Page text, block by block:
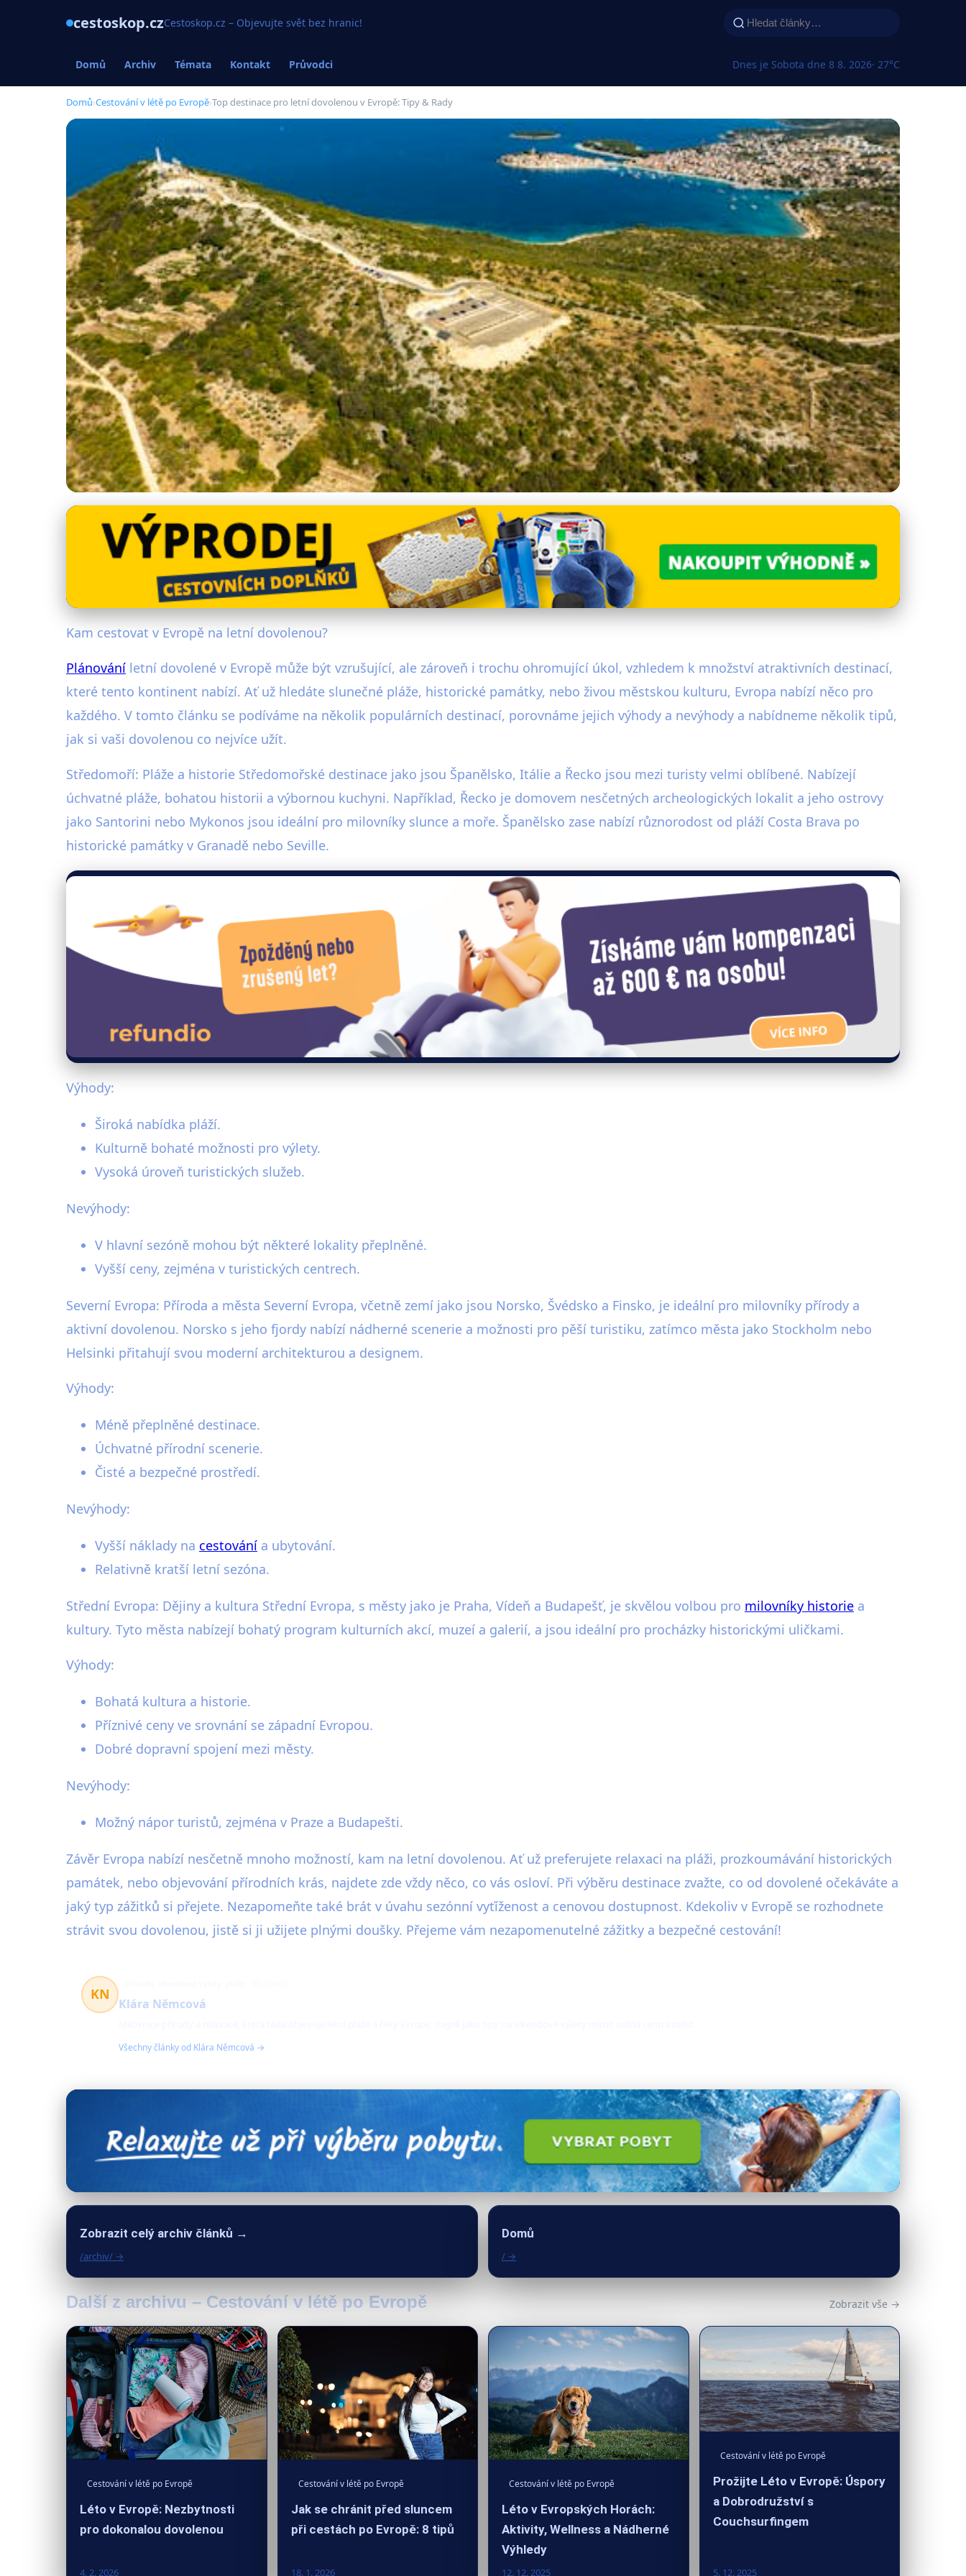
cestoskop.czCestoskop.cz – Objevujte svět bez hranic!
Domů Archiv Témata Kontakt Průvodci Dnes je Sobota dne 8 8. 2026· 27°C
Domů›Cestování v létě po Evropě›Top destinace pro letní dovolenou v Evropě: Tipy & Rady
Cestování v létě po Evropě
Top destinace pro letní dovolenou v Evropě: Tipy & Rady
· 4 min čtení · Autor: Klára Němcová
Kam cestovat v Evropě na letní dovolenou?
Plánování letní dovolené v Evropě může být vzrušující, ale zároveň i trochu ohromující úkol, vzhledem k množství atraktivních destinací,
které tento kontinent nabízí. Ať už hledáte slunečné pláže, historické památky, nebo živou městskou kulturu, Evropa nabízí něco pro
každého. V tomto článku se podíváme na několik populárních destinací, porovnáme jejich výhody a nevýhody a nabídneme několik tipů,
jak si vaši dovolenou co nejvíce užít.
Středomoří: Pláže a historie Středomořské destinace jako jsou Španělsko, Itálie a Řecko jsou mezi turisty velmi oblíbené. Nabízejí
úchvatné pláže, bohatou historii a výbornou kuchyni. Například, Řecko je domovem nesčetných archeologických lokalit a jeho ostrovy
jako Santorini nebo Mykonos jsou ideální pro milovníky slunce a moře. Španělsko zase nabízí různorodost od pláží Costa Brava po
historické památky v Granadě nebo Seville.
Výhody:
Široká nabídka pláží.
Kulturně bohaté možnosti pro výlety.
Vysoká úroveň turistických služeb.
Nevýhody:
V hlavní sezóně mohou být některé lokality přeplněné.
Vyšší ceny, zejména v turistických centrech.
Severní Evropa: Příroda a města Severní Evropa, včetně zemí jako jsou Norsko, Švédsko a Finsko, je ideální pro milovníky přírody a
aktivní dovolenou. Norsko s jeho fjordy nabízí nádherné scenerie a možnosti pro pěší turistiku, zatímco města jako Stockholm nebo
Helsinki přitahují svou moderní architekturou a designem.
Výhody:
Méně přeplněné destinace.
Úchvatné přírodní scenerie.
Čisté a bezpečné prostředí.
Nevýhody:
Vyšší náklady na cestování a ubytování.
Relativně kratší letní sezóna.
Střední Evropa: Dějiny a kultura Střední Evropa, s městy jako je Praha, Vídeň a Budapešť, je skvělou volbou pro milovníky historie a
kultury. Tyto města nabízejí bohatý program kulturních akcí, muzeí a galerií, a jsou ideální pro procházky historickými uličkami.
Výhody:
Bohatá kultura a historie.
Příznivé ceny ve srovnání se západní Evropou.
Dobré dopravní spojení mezi městy.
Nevýhody:
Možný nápor turistů, zejména v Praze a Budapešti.
Závěr Evropa nabízí nesčetně mnoho možností, kam na letní dovolenou. Ať už preferujete relaxaci na pláži, prozkoumávání historických
památek, nebo objevování přírodních krás, najdete zde vždy něco, co vás osloví. Při výběru destinace zvažte, co od dovolené očekáváte a
jaký typ zážitků si přejete. Nezapomeňte také brát v úvahu sezónní vyťíženost a cenovou dostupnost. Kdekoliv v Evropě se rozhodnete
strávit svou dovolenou, jistě si ji užijete plnými doušky. Přejeme vám nezapomenutelné zážitky a bezpečné cestování!
KN
Klára Němcová
Všechny články od Klára Němcová →
Zobrazit celý archiv článků →
/archiv/ →
Domů
/ →
Další z archivu – Cestování v létě po Evropě Zobrazit vše →
Cestování v létě po Evropě
Léto v Evropě: Nezbytnosti
pro dokonalou dovolenou
4. 2. 2026
Cestování v létě po Evropě
Jak se chránit před sluncem
při cestách po Evropě: 8 tipů
18. 1. 2026
Cestování v létě po Evropě
Léto v Evropských Horách:
Aktivity, Wellness a Nádherné
Výhledy
12. 12. 2025
Cestování v létě po Evropě
Prožijte Léto v Evropě: Úspory
a Dobrodružství s
Couchsurfingem
5. 12. 2025